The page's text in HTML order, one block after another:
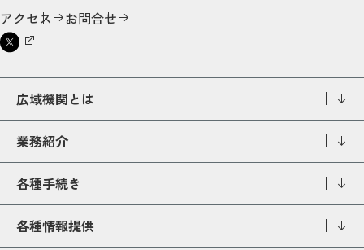
アクセス お問合せ
広域機関とは
業務紹介
各種手続き
各種情報提供